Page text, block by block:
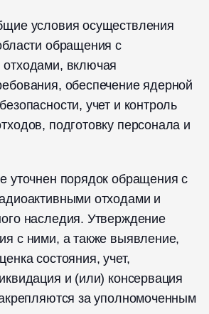
условия осуществления
обращения с
включая
обеспечение ядерной
учет и контроль
подготовку персонала и
уточнен порядок обращения с
отходами и
наследия. Утверждение
с ними, а также выявление,
состояния, учет,
и (или) консервация
за уполномоченным